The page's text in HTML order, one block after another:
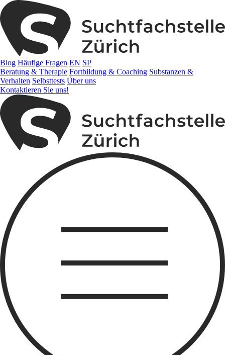
Blog Häufige Fragen EN SP
Beratung & Therapie Fortbildung & Coaching Substanzen &
Verhalten Selbsttests Über uns
Kontaktieren Sie uns!